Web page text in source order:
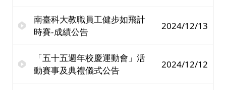
南臺科大教職員工健步如飛計
時賽-成績公告
2024/12/13
「五十五週年校慶運動會」活
動賽事及典禮儀式公告
2024/12/12